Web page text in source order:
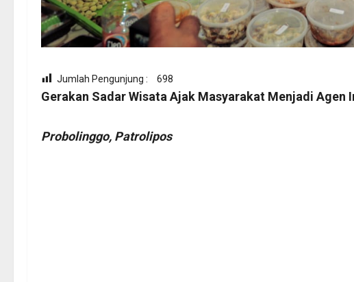
Jumlah Pengunjung : 698
Gerakan Sadar Wisata Ajak Masyarakat Menjadi Agen
Probolinggo, Patrolipos